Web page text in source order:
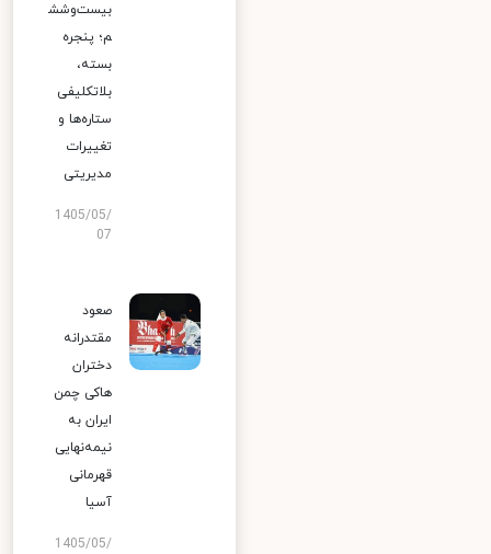
بیست‌وشش
م؛ پنجره
بسته،
بلاتکلیفی
ستاره‌ها و
تغییرات
مدیریتی
1405/05/
07
صعود
مقتدرانه
دختران
هاکی چمن
ایران به
نیمه‌نهایی
قهرمانی
آسیا
1405/05/